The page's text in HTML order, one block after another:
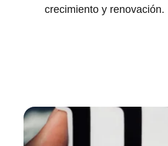
crecimiento y renovación.